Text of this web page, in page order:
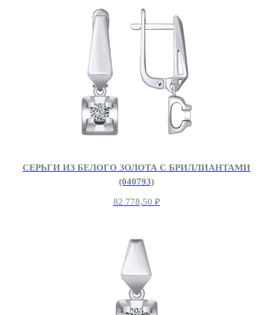
СЕРЬГИ ИЗ БЕЛОГО ЗОЛОТА С БРИЛЛИАНТАМИ
(040793)
82 778,50 ₽